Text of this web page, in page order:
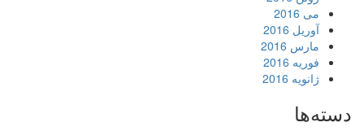
می 2016
آوریل 2016
مارس 2016
فوریه 2016
ژانویه 2016
دسته‌ها